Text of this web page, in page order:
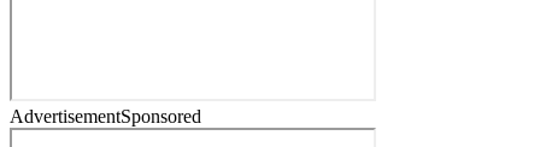
AdvertisementSponsored